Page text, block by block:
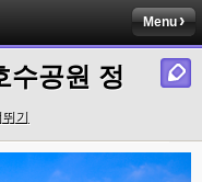
Menu
수공원 정
기